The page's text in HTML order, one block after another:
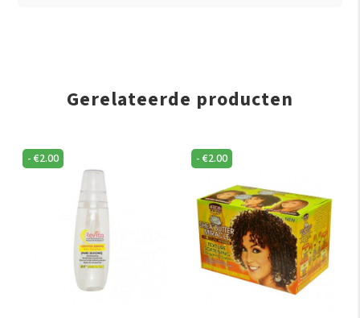
Gerelateerde producten
-€2.00 -€2.00